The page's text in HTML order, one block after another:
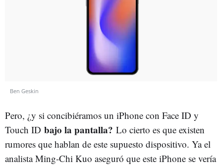
Ben Geskin
Pero, ¿y si concibiéramos un iPhone con Face ID y
Touch ID bajo la pantalla? Lo cierto es que existen
rumores que hablan de este supuesto dispositivo. Ya el
analista Ming-Chi Kuo aseguró que este iPhone se vería